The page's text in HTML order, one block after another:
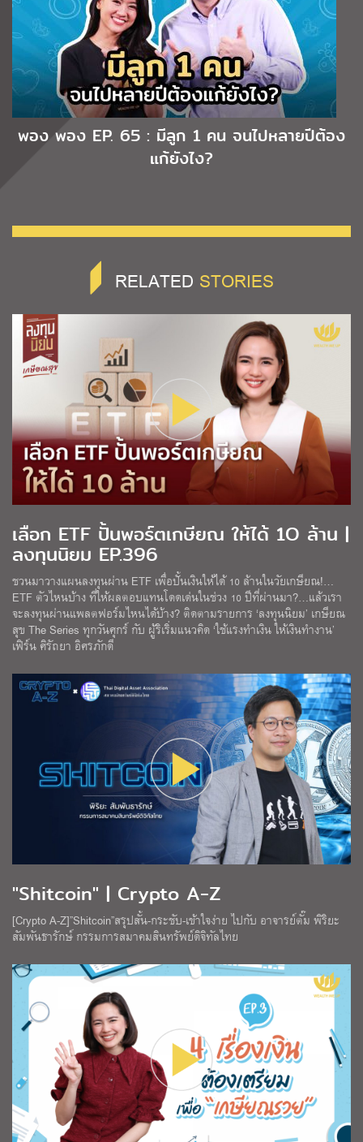
พอง พอง EP. 65 : มีลูก 1 คน จนไปหลายปีต้อง
แก้ยังไง?
RELATED STORIES
เลือก ETF ปั้นพอร์ตเกษียณ ให้ได้ 1O ล้าน |
ลงทุนนิยม EP.396
ชวนมาวางแผนลงทุนผ่าน ETF เพื่อปั้นเงินให้ได้ 10 ล้านในวัยเกษียณ!…
ETF ตัวไหนบ้าง ที่ให้ผลตอบแทนโดดเด่นในช่วง 10 ปีที่ผ่านมา?…แล้วเรา
จะลงทุนผ่านแพลตฟอร์มไหนได้บ้าง? ติดตามรายการ ‘ลงทุนนิยม’ เกษียณ
สุข The Series ทุกวันศุกร์ กับ ผู้ริเริ่มแนวคิด ‘ใช้แรงทำเงิน ให้เงินทำงาน’
เฟิร์น ศิรัถยา อิศรภักดี
"Shitcoin" | Crypto A-Z
[Crypto A-Z]”Shitcoin”สรุปสั้น-กระชับ-เข้าใจง่าย ไปกับ อาจารย์ตั๊ม พิริยะ
สัมพันธารักษ์ กรรมการสมาคมสินทรัพย์ดิจิทัลไทย